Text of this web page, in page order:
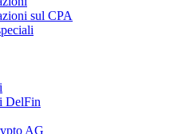
sul CPA
DelFin
AG